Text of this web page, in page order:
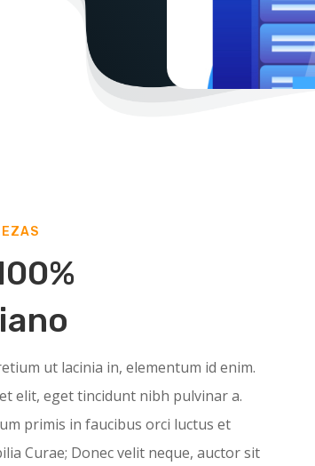
ut lacinia in, elementum id enim.
elit, eget tincidunt nibh pulvinar a.
primis in faucibus orci luctus et
Curae; Donec velit neque, auctor sit